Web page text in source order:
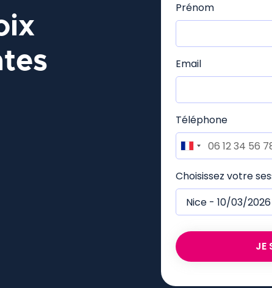
Prénom
Email
Téléphone
Choisissez votre
JE